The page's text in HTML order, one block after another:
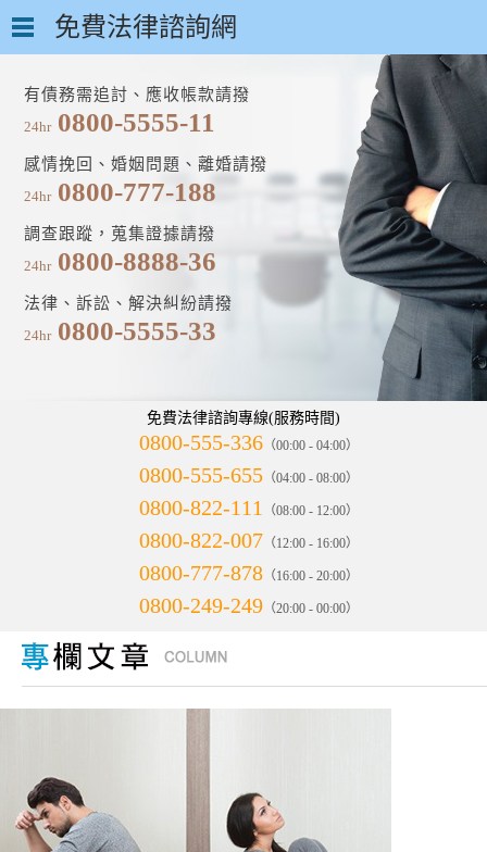
免費法律諮詢網
有債務需追討、應收帳款請撥
24hr 0800-5555-11
感情挽回、婚姻問題、離婚請撥
24hr 0800-777-188
調查跟蹤，蒐集證據請撥
24hr 0800-8888-36
法律、訴訟、解決糾紛請撥
24hr 0800-5555-33
免費法律諮詢專線(服務時間)
0800-555-336 （00:00 - 04:00）
0800-555-655 （04:00 - 08:00）
0800-822-111 （08:00 - 12:00）
0800-822-007 （12:00 - 16:00）
0800-777-878 （16:00 - 20:00）
0800-249-249 （20:00 - 00:00）